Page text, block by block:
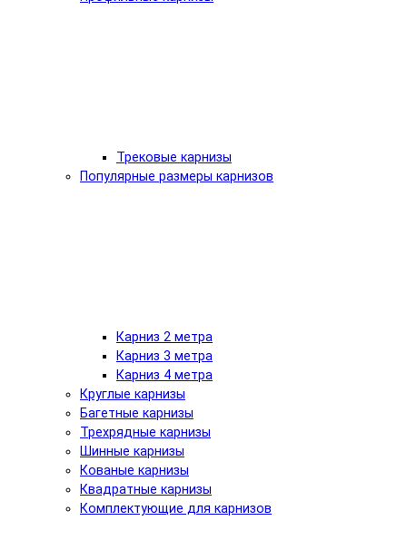
Трековые карнизы
Популярные размеры карнизов
Карниз 2 метра
Карниз 3 метра
Карниз 4 метра
Круглые карнизы
Багетные карнизы
Трехрядные карнизы
Шинные карнизы
Кованые карнизы
Квадратные карнизы
Комплектующие для карнизов